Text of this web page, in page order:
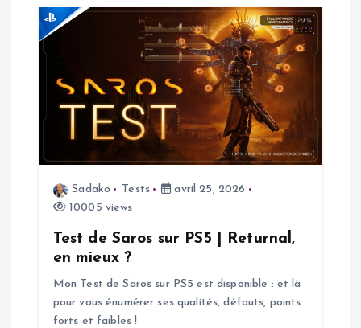
r
Sadako Tests
avril 25, 2026
10005 views
Test de Saros sur PS5 | Returnal,
en mieux ?
Mon Test de Saros sur PS5 est disponible : et là
pour vous énumérer ses qualités, défauts, points
forts et faibles !